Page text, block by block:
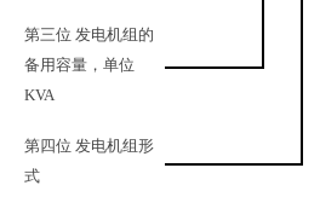
第三位 发电机组的
备用容量，单位
KVA
第四位 发电机组形
式